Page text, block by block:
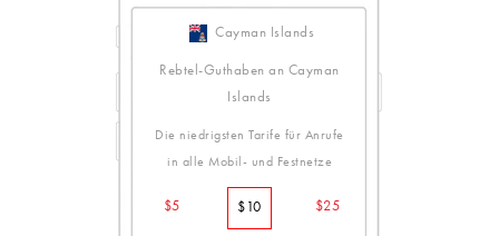
Cayman Islands
Rebtel-Guthaben an Cayman
Islands
Die niedrigsten Tarife für Anrufe
in alle Mobil- und Festnetze
$5 $10 $25